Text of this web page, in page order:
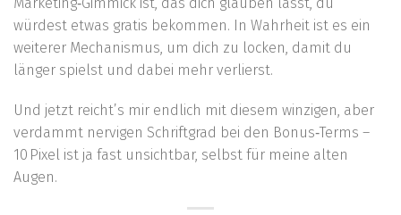
würdest etwas gratis bekommen. In Wahrheit ist es ein
weiterer Mechanismus, um dich zu locken, damit du
länger spielst und dabei mehr verlierst.
Und jetzt reicht’s mir endlich mit diesem winzigen, aber
verdammt nervigen Schriftgrad bei den Bonus‑Terms –
10 Pixel ist ja fast unsichtbar, selbst für meine alten
Augen.